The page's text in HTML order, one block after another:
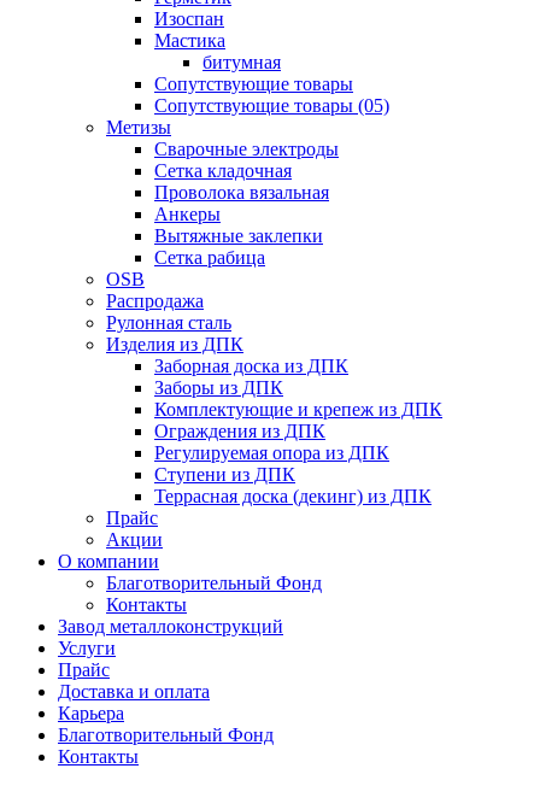
Изоспан
Мастика
битумная
Сопутствующие товары
Сопутствующие товары (05)
Метизы
Сварочные электроды
Сетка кладочная
Проволока вязальная
Анкеры
Вытяжные заклепки
Сетка рабица
OSB
Распродажа
Рулонная сталь
Изделия из ДПК
Заборная доска из ДПК
Заборы из ДПК
Комплектующие и крепеж из ДПК
Ограждения из ДПК
Регулируемая опора из ДПК
Ступени из ДПК
Террасная доска (декинг) из ДПК
Прайс
Акции
О компании
Благотворительный Фонд
Контакты
Завод металлоконструкций
Услуги
Прайс
Доставка и оплата
Карьера
Благотворительный Фонд
Контакты